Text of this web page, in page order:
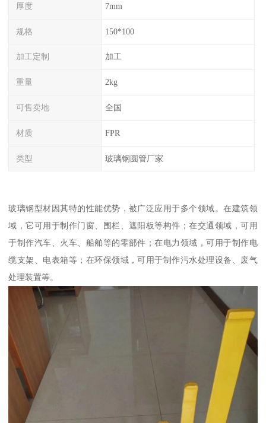
厚度 7mm
规格 150*100
加工定制 加工
重量 2kg
可售卖地 全国
材质 FPR
类型 玻璃钢圆管厂家
玻璃钢型材因其特的性能优势，被广泛应用于多个领域。在建筑领
域，它可用于制作门窗、围栏、遮阳板等构件；在交通领域，可用
于制作汽车、火车、船舶等的零部件；在电力领域，可用于制作电
缆支架、电表箱等；在环保领域，可用于制作污水处理设备、废气
处理装置等。